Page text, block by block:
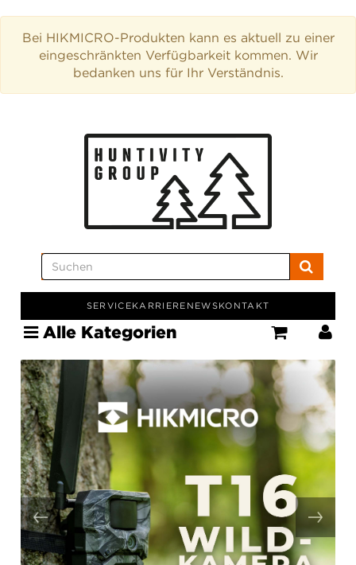
Bei HIKMICRO-Produkten kann es aktuell zu einer
eingeschränkten Verfügbarkeit kommen. Wir
bedanken uns für Ihr Verständnis.
SERVICEKARRIERE NEWSKONTAKT
Alle Kategorien